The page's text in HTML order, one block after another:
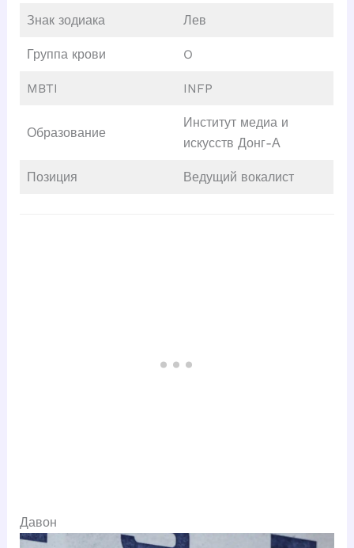
Знак зодиака Лев
Группа крови O
MBTI INFP
Образование
Институт медиа и
искусств Донг-А
Позиция Ведущий вокалист
Давон